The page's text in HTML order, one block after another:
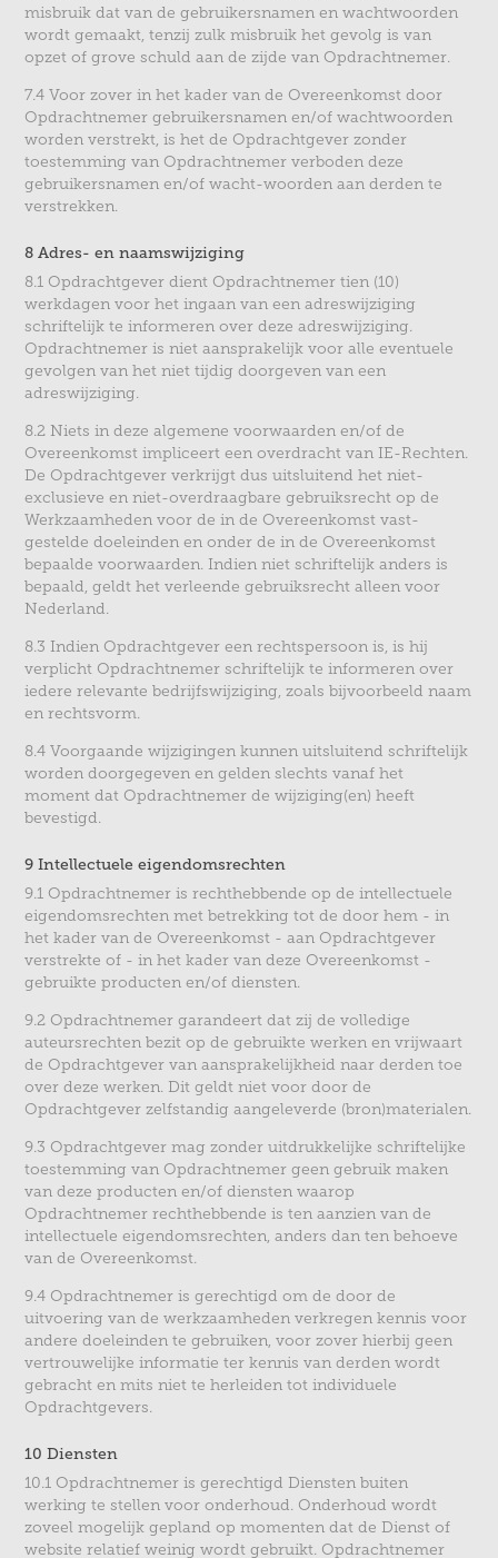
misbruik dat van de gebruikersnamen en wachtwoorden
wordt gemaakt, tenzij zulk misbruik het gevolg is van
opzet of grove schuld aan de zijde van Opdrachtnemer.
7.4 Voor zover in het kader van de Overeenkomst door
Opdrachtnemer gebruikersnamen en/of wachtwoorden
worden verstrekt, is het de Opdrachtgever zonder
toestemming van Opdrachtnemer verboden deze
gebruikersnamen en/of wacht-woorden aan derden te
verstrekken.
8 Adres- en naamswijziging
8.1 Opdrachtgever dient Opdrachtnemer tien (10)
werkdagen voor het ingaan van een adreswijziging
schriftelijk te informeren over deze adreswijziging.
Opdrachtnemer is niet aansprakelijk voor alle eventuele
gevolgen van het niet tijdig doorgeven van een
adreswijziging.
8.2 Niets in deze algemene voorwaarden en/of de
Overeenkomst impliceert een overdracht van IE-Rechten.
De Opdrachtgever verkrijgt dus uitsluitend het niet-
exclusieve en niet-overdraagbare gebruiksrecht op de
Werkzaamheden voor de in de Overeenkomst vast-
gestelde doeleinden en onder de in de Overeenkomst
bepaalde voorwaarden. Indien niet schriftelijk anders is
bepaald, geldt het verleende gebruiksrecht alleen voor
Nederland.
8.3 Indien Opdrachtgever een rechtspersoon is, is hij
verplicht Opdrachtnemer schriftelijk te informeren over
iedere relevante bedrijfswijziging, zoals bijvoorbeeld naam
en rechtsvorm.
8.4 Voorgaande wijzigingen kunnen uitsluitend schriftelijk
worden doorgegeven en gelden slechts vanaf het
moment dat Opdrachtnemer de wijziging(en) heeft
bevestigd.
9 Intellectuele eigendomsrechten
9.1 Opdrachtnemer is rechthebbende op de intellectuele
eigendomsrechten met betrekking tot de door hem - in
het kader van de Overeenkomst - aan Opdrachtgever
verstrekte of - in het kader van deze Overeenkomst -
gebruikte producten en/of diensten.
9.2 Opdrachtnemer garandeert dat zij de volledige
auteursrechten bezit op de gebruikte werken en vrijwaart
de Opdrachtgever van aansprakelijkheid naar derden toe
over deze werken. Dit geldt niet voor door de
Opdrachtgever zelfstandig aangeleverde (bron)materialen.
9.3 Opdrachtgever mag zonder uitdrukkelijke schriftelijke
toestemming van Opdrachtnemer geen gebruik maken
van deze producten en/of diensten waarop
Opdrachtnemer rechthebbende is ten aanzien van de
intellectuele eigendomsrechten, anders dan ten behoeve
van de Overeenkomst.
9.4 Opdrachtnemer is gerechtigd om de door de
uitvoering van de werkzaamheden verkregen kennis voor
andere doeleinden te gebruiken, voor zover hierbij geen
vertrouwelijke informatie ter kennis van derden wordt
gebracht en mits niet te herleiden tot individuele
Opdrachtgevers.
10 Diensten
10.1 Opdrachtnemer is gerechtigd Diensten buiten
werking te stellen voor onderhoud. Onderhoud wordt
zoveel mogelijk gepland op momenten dat de Dienst of
website relatief weinig wordt gebruikt. Opdrachtnemer